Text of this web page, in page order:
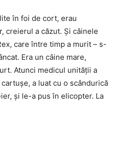
în foi de cort, erau
creierul a căzut. Şi câinele
care între timp a murit – s-
Era un câine mare,
Atunci medicul unităţii a
a luat cu o scândurică
şi le-a pus în elicopter. La